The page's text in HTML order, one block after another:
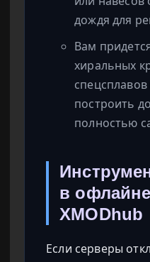
дождя для
Вам
хиральных
построить
полностью
в
XMODhub
Если серверы